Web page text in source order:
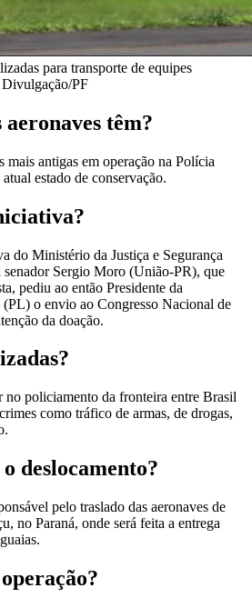
para transporte de equipes
PF
aeronaves têm?
mais antigas em operação na Polícia
estado de conservação.
do Ministério da Justiça e Segurança
Sergio Moro (União-PR), que
pediu ao então Presidente da
o envio ao Congresso Nacional de
da doação.
no policiamento da fronteira entre Brasil
como tráfico de armas, de drogas,
deslocamento?
pelo traslado das aeronaves de
no Paraná, onde será feita a entrega